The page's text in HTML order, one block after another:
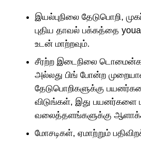
இயல்புநிலை தேடுபொறி,
புதிய தாவல் பக்கத்தை
உடன் மாற்றவும்.
சீரற்ற இடைநிலை
அல்லது பிங் போன்ற
தேடுபொறிகளுக்கு
விடுங்கள், இது பயனர்களை
வலைத்தளங்களுக்கு
மோசடிகள், ஏமாற்றும்